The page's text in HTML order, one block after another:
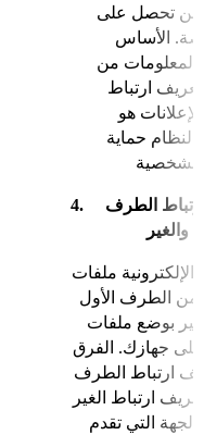
فلن تحصل على
الأساس
المعلومات من
ارتباط
هو
لنظام حماية
الطرف
والغير
ملفات
من الطرف الأول
بوضع ملفات
جهازك. الفرق
ارتباط الطرف
ارتباط الغير
التي تقدم